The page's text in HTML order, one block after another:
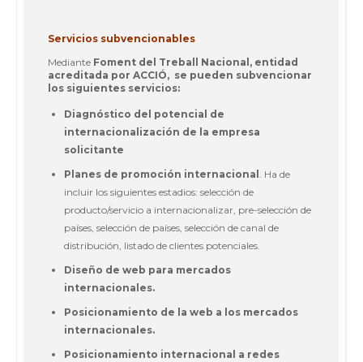
Servicios subvencionables
Mediante Foment del Treball Nacional, entidad
acreditada por ACCIÓ, se pueden subvencionar
los siguientes servicios:
Diagnóstico del potencial de
internacionalización de la empresa
solicitante
Planes de promoción internacional . Ha de
incluir los siguientes estadios: selección de
producto/servicio a internacionalizar, pre-selección de
países, selección de países, selección de canal de
distribución, listado de clientes potenciales.
Diseño de web para mercados
internacionales.
Posicionamiento de la web a los mercados
internacionales.
Posicionamiento internacional a redes